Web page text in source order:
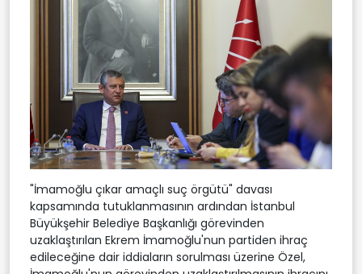
"İmamoğlu çıkar amaçlı suç örgütü" davası
kapsamında tutuklanmasının ardından İstanbul
Büyükşehir Belediye Başkanlığı görevinden
uzaklaştırılan Ekrem İmamoğlu'nun partiden ihraç
edileceğine dair iddiaların sorulması üzerine Özel,